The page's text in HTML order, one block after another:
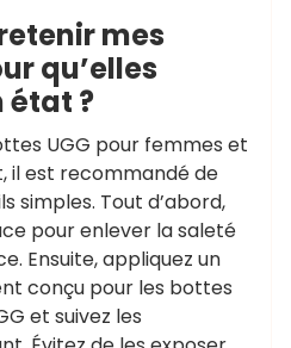
mes
qu’elles
état ?
UGG pour femmes et
il est recommandé de
simples. Tout d’abord,
pour enlever la saleté
Ensuite, appliquez un
conçu pour les bottes
et suivez les